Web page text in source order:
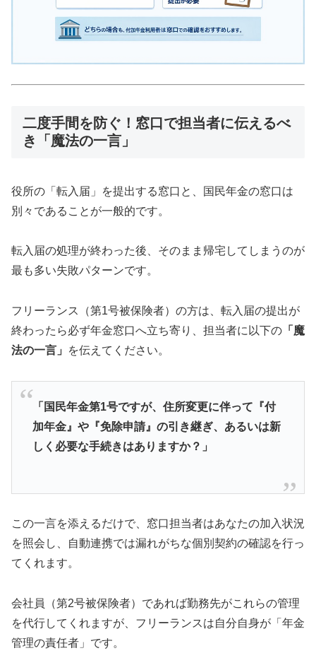
二度手間を防ぐ！窓口で担当者に伝えるべ
き「魔法の一言」
役所の「転入届」を提出する窓口と、国民年金の窓口は
別々であることが一般的です。
転入届の処理が終わった後、そのまま帰宅してしまうのが
最も多い失敗パターンです。
フリーランス（第1号被保険者）の方は、転入届の提出が
終わったら必ず年金窓口へ立ち寄り、担当者に以下の 「魔
法の一言」
を伝えてください。
「国民年金第1号ですが、住所変更に伴って『付
加年金』や『免除申請』の引き継ぎ、あるいは新
しく必要な手続きはありますか？」
この一言を添えるだけで、窓口担当者はあなたの加入状況
を照会し、自動連携では漏れがちな個別契約の確認を行っ
てくれます。
会社員（第2号被保険者）であれば勤務先がこれらの管理
を代行してくれますが、フリーランスは自分自身が「年金
管理の責任者」です。